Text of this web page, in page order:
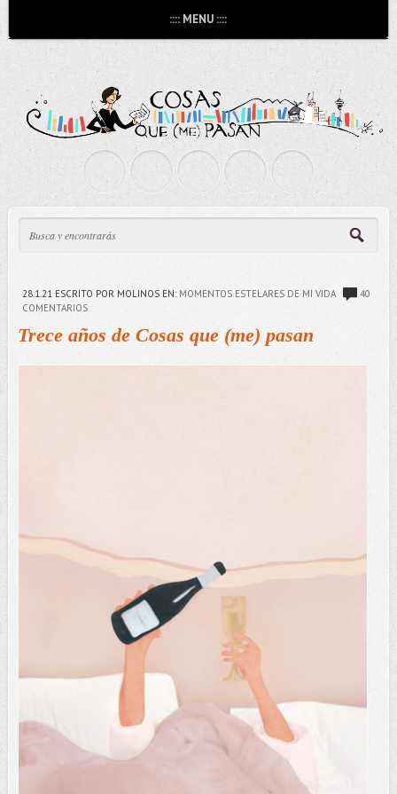
:::: MENU ::::
28.1.21 ESCRITO POR MOLINOS EN: MOMENTOS ESTELARES DE MI VIDA
40
COMENTARIOS
Trece años de Cosas que (me) pasan